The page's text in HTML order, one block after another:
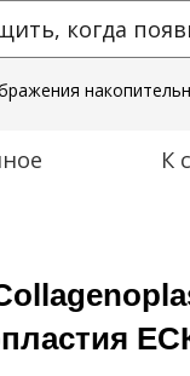
когда
К